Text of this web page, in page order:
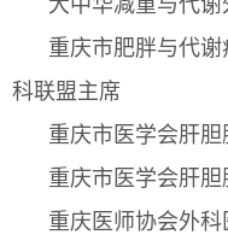
大中华减重与代
重庆市肥胖与代
科联盟主席
重庆市医学会肝
重庆市医学会肝
重庆医师协会外